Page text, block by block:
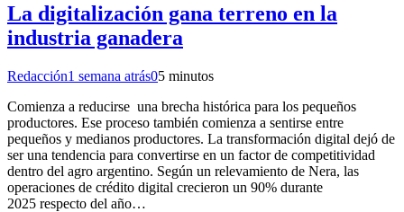
La digitalización gana terreno en la
industria ganadera
Redacción1 semana atrás05 minutos
Comienza a reducirse una brecha histórica para los pequeños
productores. Ese proceso también comienza a sentirse entre
pequeños y medianos productores. La transformación digital dejó de
ser una tendencia para convertirse en un factor de competitividad
dentro del agro argentino. Según un relevamiento de Nera, las
operaciones de crédito digital crecieron un 90% durante
2025 respecto del año…